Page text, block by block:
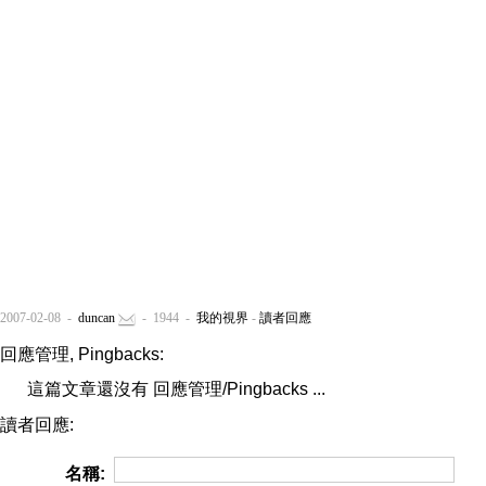
2007-02-08 - duncan - 1944 - 我的視界 - 讀者回應
回應管理, Pingbacks:
這篇文章還沒有 回應管理/Pingbacks ...
讀者回應:
名稱: